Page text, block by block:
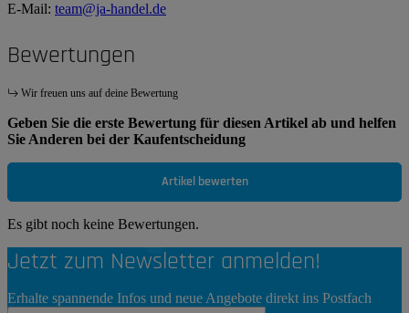
E-Mail: team@ja-handel.de
Bewertungen
Wir freuen uns auf deine Bewertung
Geben Sie die erste Bewertung für diesen Artikel ab und helfen
Sie Anderen bei der Kaufentscheidung
Artikel bewerten
Es gibt noch keine Bewertungen.
Jetzt zum Newsletter anmelden!
Erhalte spannende Infos und neue Angebote direkt ins Postfach